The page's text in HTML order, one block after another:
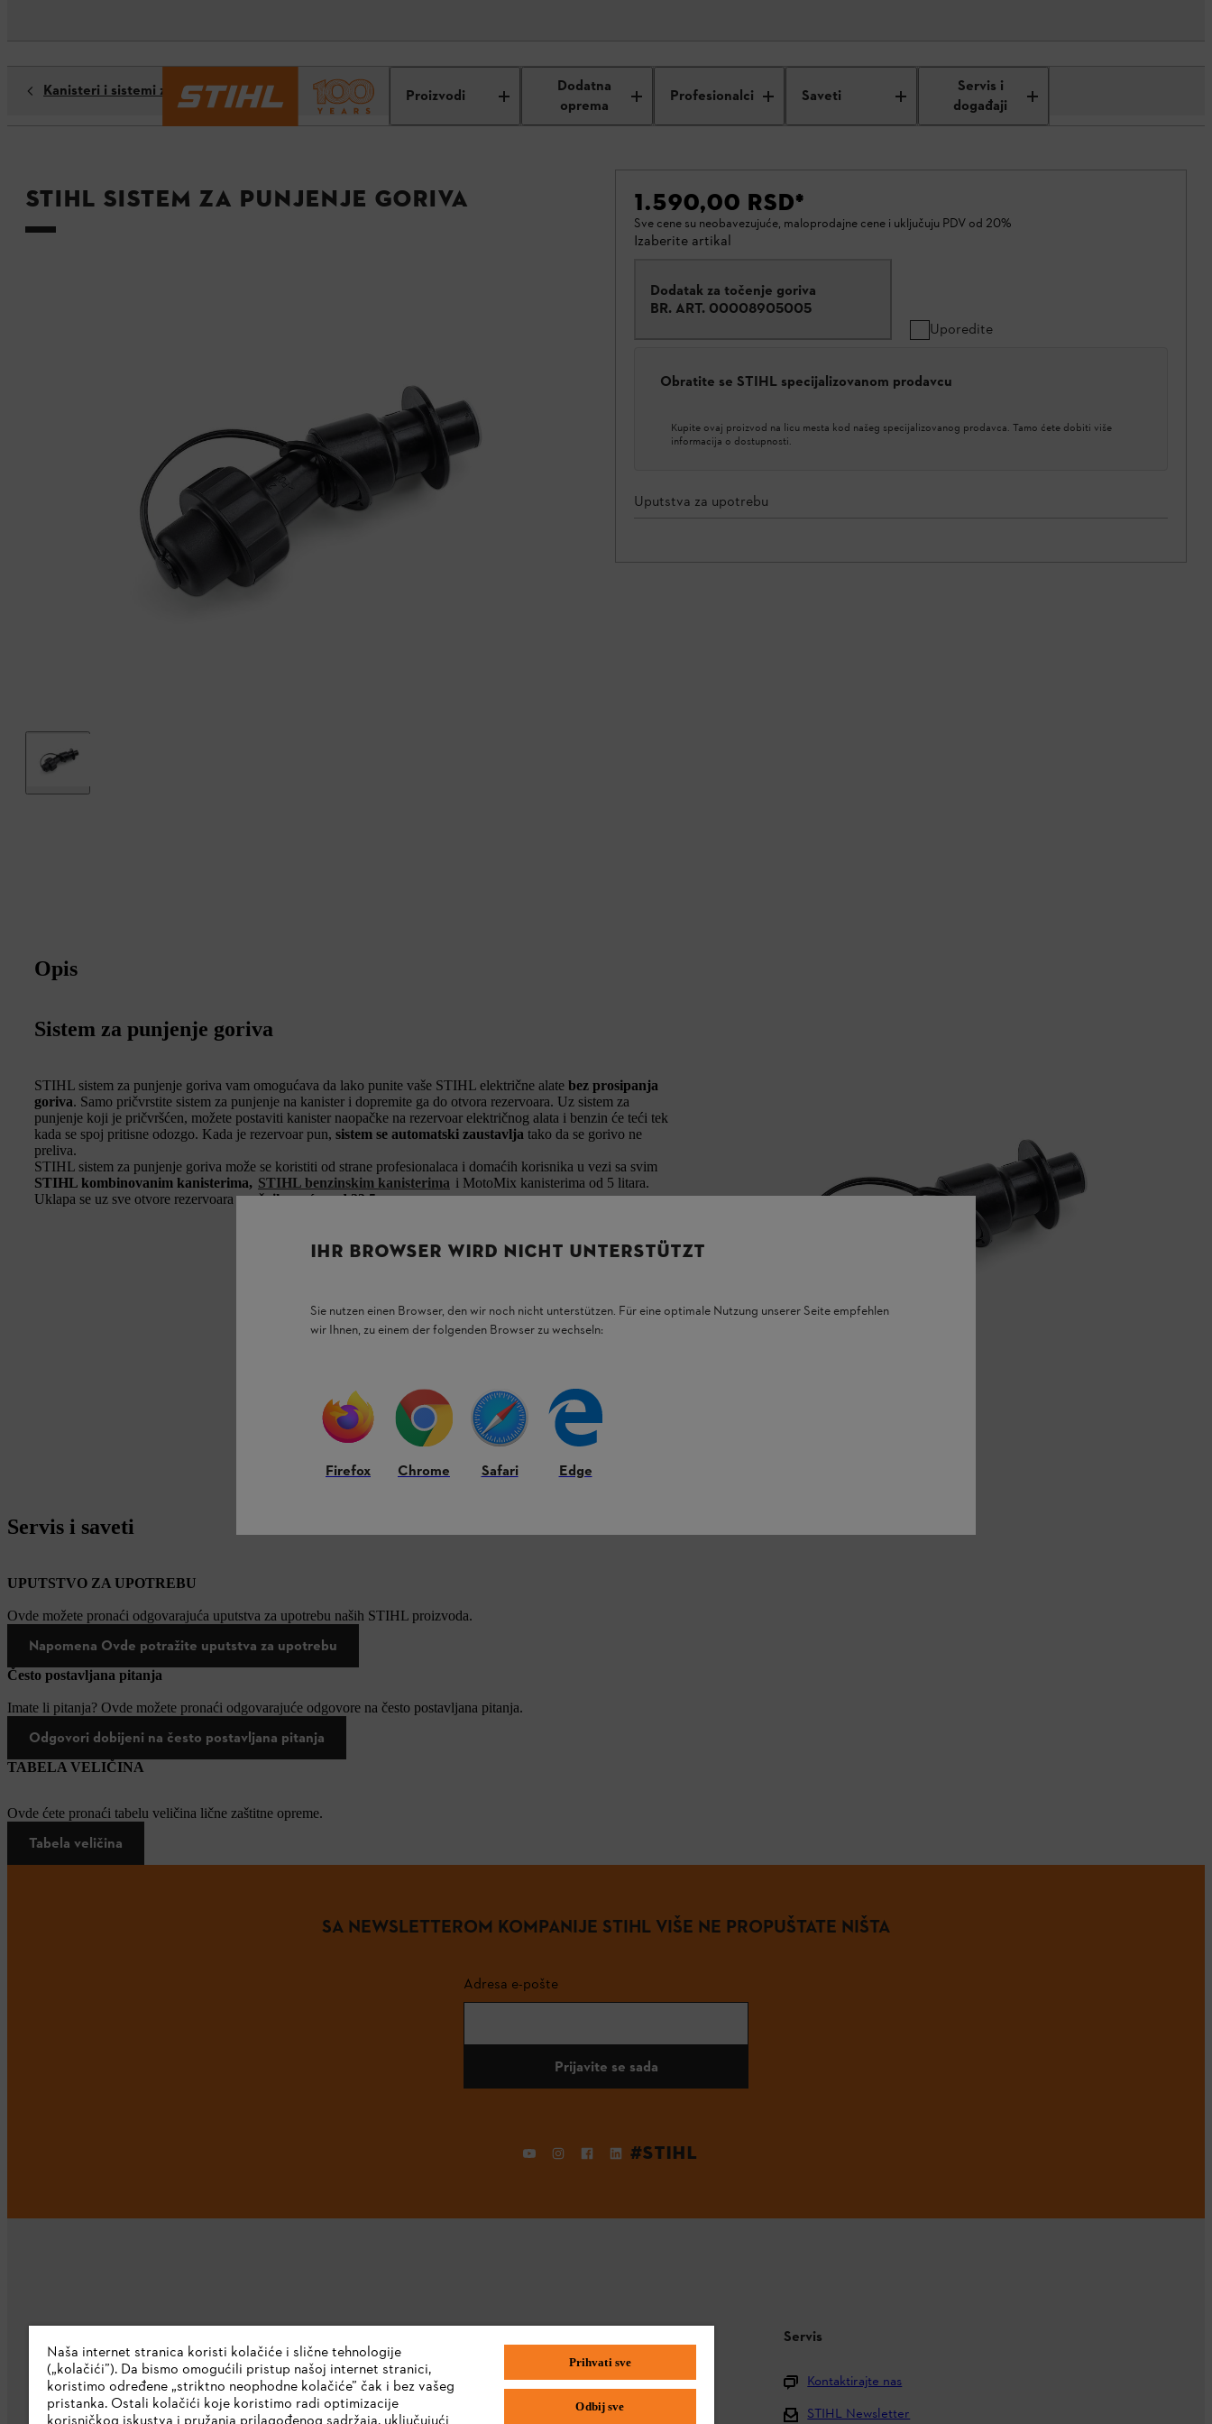
Proizvodi
Dodatna
oprema
Profesionalci Saveti
Servis i
događaji
Kanisteri i sistemi za punjenje
STIHL sistem za punjenje goriva 1.590,00 RSD*
Sve cene su neobavezujuće, maloprodajne cene i uključuju PDV od 20%
Izaberite artikal
Dodatak za točenje goriva
BR. ART. 00008905005
Uporedite
Obratite se STIHL specijalizovanom prodavcu
Kupite ovaj proizvod na licu mesta kod našeg specijalizovanog prodavca. Tamo ćete dobiti više
informacija o dostupnosti.
Uputstva za upotrebu
Opis
Sistem za punjenje goriva
STIHL sistem za punjenje goriva vam omogućava da lako punite vaše STIHL električne alate bez prosipanja
goriva. Samo pričvrstite sistem za punjenje na kanister i dopremite ga do otvora rezervoara. Uz sistem za
punjenje koji je pričvršćen, možete postaviti kanister naopačke na rezervoar električnog alata i benzin će teći tek
kada se spoj pritisne odozgo. Kada je rezervoar pun, sistem se automatski zaustavlja tako da se gorivo ne
preliva.
STIHL sistem za punjenje goriva može se koristiti od strane profesionalaca i domaćih korisnika u vezi sa svim
STIHL kombinovanim kanisterima, STIHL benzinskim kanisterima i MotoMix kanisterima od 5 litara.
Uklapa se uz sve otvore rezervoaraprečnika većeg od 23,5 mm.
Servis i saveti
UPUTSTVO ZA UPOTREBU
Ovde možete pronaći odgovarajuća uputstva za upotrebu naših STIHL proizvoda.
Napomena Ovde potražite uputstva za upotrebu
Često postavljana pitanja
Imate li pitanja? Ovde možete pronaći odgovarajuće odgovore na često postavljana pitanja.
Odgovori dobijeni na često postavljana pitanja
TABELA VELIČINA
Ovde ćete pronaći tabelu veličina lične zaštitne opreme.
Tabela veličina
SA NEWSLETTEROM KOMPANIJE STIHL VIŠE NE PROPUŠTATE NIŠTA
Adresa e-pošte
Prijavite se sada
#STIHL
O nama
Preuzmite katalog
Pitanja o asortimanu
Uputstva za upotrebu
Servis
Kontaktirajte nas
STIHL Newsletter
IHR BROWSER WIRD NICHT UNTERSTÜTZT
Sie nutzen einen Browser, den wir noch nicht unterstützen. Für eine optimale Nutzung unserer Seite empfehlen
wir Ihnen, zu einem der folgenden Browser zu wechseln:
Firefox Chrome Safari Edge
Naša internet stranica koristi kolačiće i slične tehnologije
(„kolačići”). Da bismo omogućili pristup našoj internet stranici,
koristimo određene „striktno neophodne kolačiće” čak i bez vašeg
pristanka. Ostali kolačići koje koristimo radi optimizacije
Prihvati sve
Odbij sve